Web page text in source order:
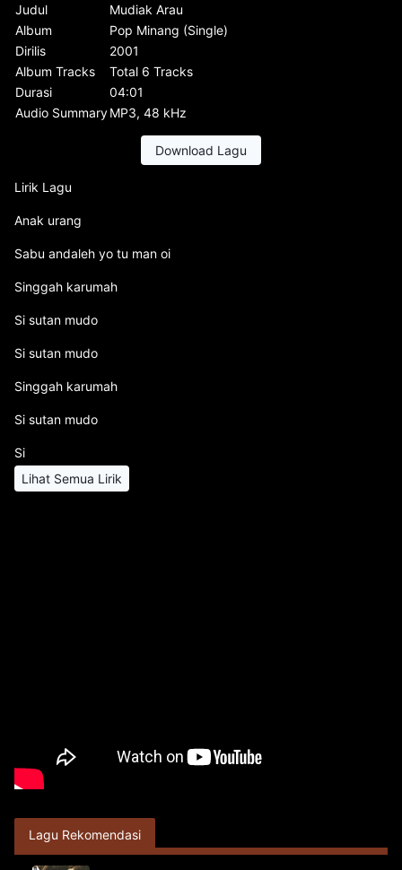
Judul
Mudiak Arau
Album
Pop Minang (Single)
Dirilis
2001
Album Tracks
Total 6 Tracks
Durasi
04:01
Audio SummaryMP3, 48 kHz
Download Lagu
Lirik Lagu
Anak urang
Sabu andaleh yo tu man oi
Singgah karumah
Si sutan mudo
Si sutan mudo
Singgah karumah
Si sutan mudo
Si
Lihat Semua Lirik
Lagu Rekomendasi